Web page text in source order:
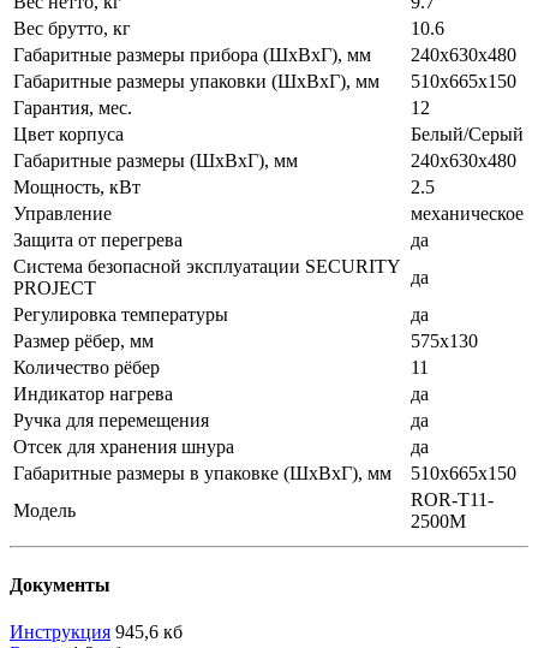
Вес брутто, кг
10.6
Габаритные размеры прибора (ШxВxГ), мм
240x630x480
Габаритные размеры упаковки (ШxВxГ), мм
510x665x150
Гарантия, мес.
12
Цвет корпуса
Белый/Серый
Габаритные размеры (ШxВxГ), мм
240x630x480
Мощность, кВт
2.5
Управление
механическое
Защита от перегрева
да
Система безопасной эксплуатации SECURITY
PROJECT
да
Регулировка температуры
да
Размер рёбер, мм
575x130
Количество рёбер
11
Индикатор нагрева
да
Ручка для перемещения
да
Отсек для хранения шнура
да
Габаритные размеры в упаковке (ШxВxГ), мм
510x665x150
Модель
ROR-T11-
2500M
Документы
Инструкция 945,6 кб